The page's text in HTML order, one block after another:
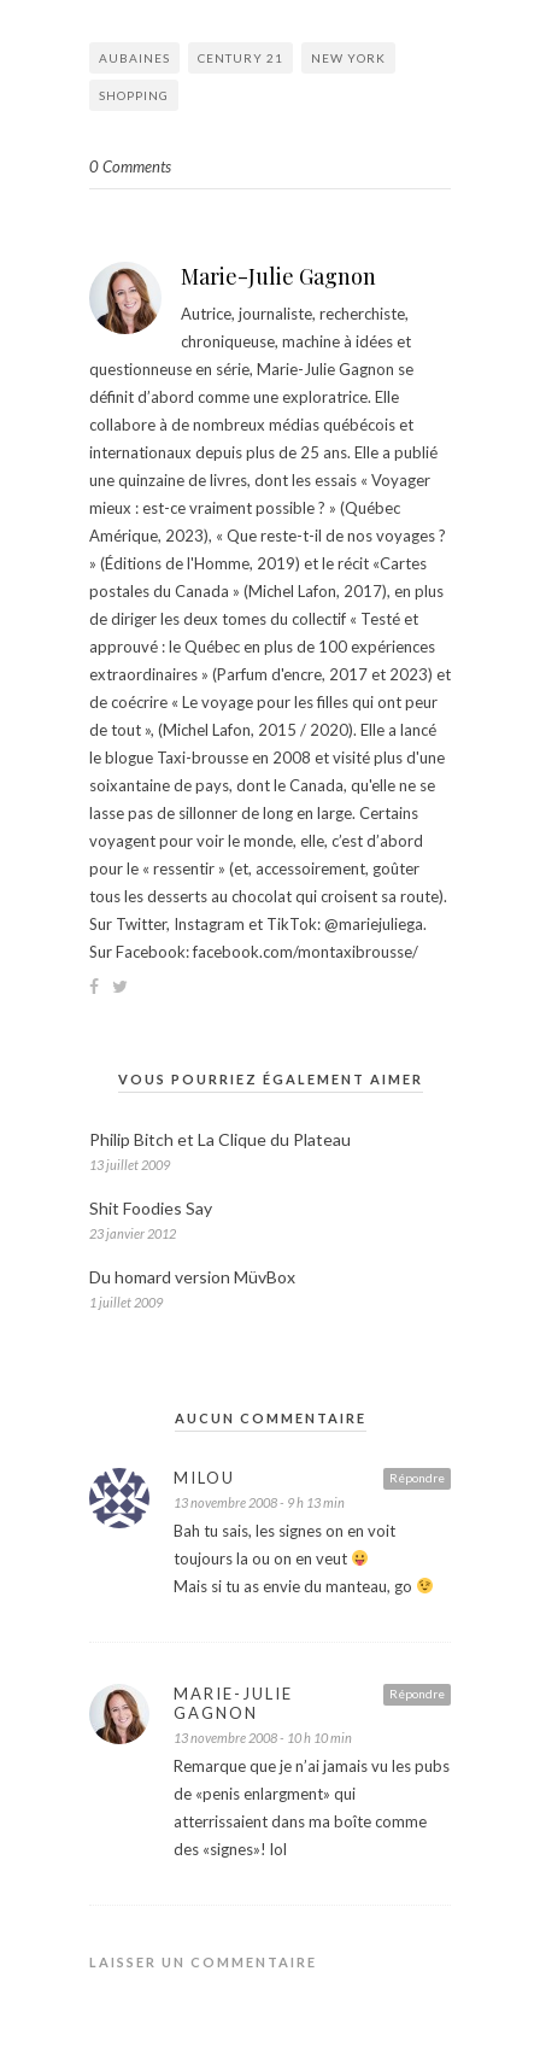
AUBAINES CENTURY 21 NEW YORK
SHOPPING
0 Comments
Marie-Julie Gagnon
Autrice, journaliste, recherchiste,
chroniqueuse, machine à idées et
questionneuse en série, Marie-Julie Gagnon se
définit d’abord comme une exploratrice. Elle
collabore à de nombreux médias québécois et
internationaux depuis plus de 25 ans. Elle a publié
une quinzaine de livres, dont les essais « Voyager
mieux : est-ce vraiment possible ? » (Québec
Amérique, 2023), « Que reste-t-il de nos voyages ?
» (Éditions de l'Homme, 2019) et le récit «Cartes
postales du Canada » (Michel Lafon, 2017), en plus
de diriger les deux tomes du collectif « Testé et
approuvé : le Québec en plus de 100 expériences
extraordinaires » (Parfum d'encre, 2017 et 2023) et
de coécrire « Le voyage pour les filles qui ont peur
de tout », (Michel Lafon, 2015 / 2020). Elle a lancé
le blogue Taxi-brousse en 2008 et visité plus d'une
soixantaine de pays, dont le Canada, qu'elle ne se
lasse pas de sillonner de long en large. Certains
voyagent pour voir le monde, elle, c’est d’abord
pour le « ressentir » (et, accessoirement, goûter
tous les desserts au chocolat qui croisent sa route).
Sur Twitter, Instagram et TikTok: @mariejuliega.
Sur Facebook: facebook.com/montaxibrousse/
VOUS POURRIEZ ÉGALEMENT AIMER
Philip Bitch et La Clique du Plateau
13 juillet 2009
Shit Foodies Say
23 janvier 2012
Du homard version MüvBox
1 juillet 2009
AUCUN COMMENTAIRE
Répondre
MILOU
13 novembre 2008 - 9 h 13 min
Bah tu sais, les signes on en voit
toujours la ou on en veut
Mais si tu as envie du manteau, go
Répondre
MARIE-JULIE
GAGNON
13 novembre 2008 - 10 h 10 min
Remarque que je n’ai jamais vu les pubs
de «penis enlargment» qui
atterrissaient dans ma boîte comme
des «signes»! lol
LAISSER UN COMMENTAIRE